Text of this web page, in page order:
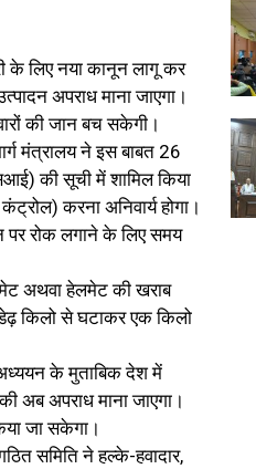
के लिए नया कानून लागू कर
अपराध माना जाएगा।
की जान बच सकेगी।
मंत्रालय ने इस बाबत 26
की सूची में शामिल किया
करना अनिवार्य होगा।
पर रोक लगाने के लिए समय
अथवा हेलमेट की खराब
किलो से घटाकर एक किलो
अध्ययन के मुताबिक देश में
अब अपराध माना जाएगा।
जा सकेगा।
समिति ने हल्के-हवादार,